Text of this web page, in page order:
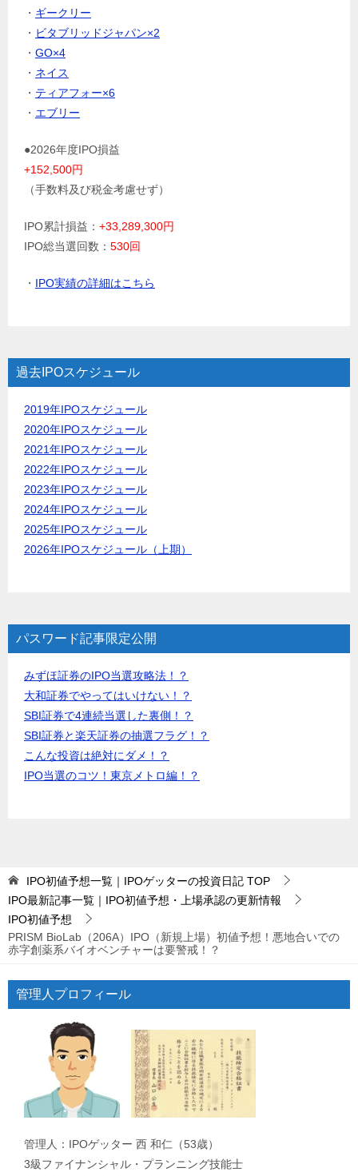
・ ギークリー
・ ビタブリッドジャパン×2
・ GO×4
・ ネイス
・ ティアフォー×6
・ エブリー
●2026年度IPO損益
+152,500円
（手数料及び税金考慮せず）
IPO累計損益： +33,289,300円
IPO総当選回数： 530回
・ IPO実績の詳細はこちら
過去IPOスケジュール
2019年IPOスケジュール
2020年IPOスケジュール
2021年IPOスケジュール
2022年IPOスケジュール
2023年IPOスケジュール
2024年IPOスケジュール
2025年IPOスケジュール
2026年IPOスケジュール（上期）
パスワード記事限定公開
みずほ証券のIPO当選攻略法！？
大和証券でやってはいけない！？
SBI証券で4連続当選した裏側！？
SBI証券と楽天証券の抽選フラグ！？
こんな投資は絶対にダメ！？
IPO当選のコツ！東京メトロ編！？
IPO初値予想一覧｜IPOゲッターの投資日記 TOP
IPO最新記事一覧｜IPO初値予想・上場承認の更新情報
IPO初値予想
PRISM BioLab（206A）IPO（新規上場）初値予想！悪地合いでの
赤字創薬系バイオベンチャーは要警戒！？
管理人プロフィール
管理人：IPOゲッター 西 和仁（53歳）
3級ファイナンシャル・プランニング技能士